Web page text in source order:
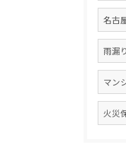
名古
雨漏り
マン
火災